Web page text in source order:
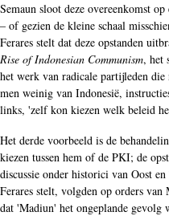
Semaun sloot deze overeenkomst
– of gezien de kleine schaal
Ferares stelt dat deze opstanden
Rise of Indonesian Communism, het
het werk van radicale partijleden
men weinig van Indonesië,
links, 'zelf kon kiezen welk beleid
Het derde voorbeeld is de
kiezen tussen hem of de PKI; de
discussie onder historici van Oost
Ferares stelt, volgden op orders
dat 'Madiun' het ongeplande gevolg